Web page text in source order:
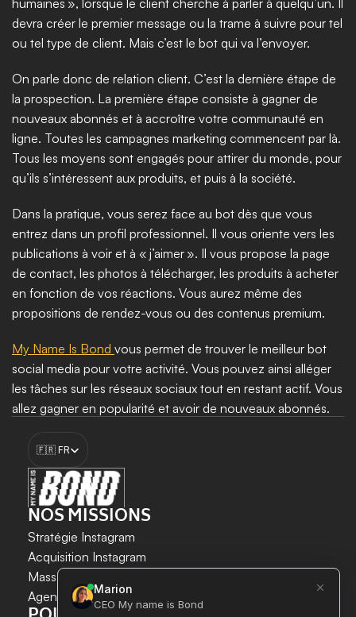
humaines », lorsque le client cherche à parler à quelqu’un. Il
devra créer le premier message ou la trame à suivre pour tel
ou tel type de client. Mais c’est le bot qui va l’envoyer.
On parle donc de relation client. C’est la dernière étape de
la prospection. La première étape consiste à gagner de
nouveaux abonnés et à accroître votre communauté en
ligne. Toutes les campagnes marketing commencent par là.
Tous les moyens sont engagés pour attirer du monde, pour
qu’ils s’intéressent aux produits, et puis à la société.
Dans la pratique, vous serez face au bot dès que vous
entrez dans un profil professionnel. Il vous oriente vers les
publications à voir et à « j’aimer ». Il vous propose la page
de contact, les photos à télécharger, les produits à acheter
en fonction de vos réactions. Vous aurez même des
propositions de rendez-vous ou des contenus premium.
My Name Is Bond vous permet de trouver le meilleur bot
social media pour votre activité. Vous pouvez ainsi alléger
les tâches sur les réseaux sociaux tout en restant actif. Vous
allez gagner en popularité et avoir de nouveaux abonnés.
réellement présent.
Booster ma croissance
LA CROISSANCE INSTAGRAM
EN TOUTE SÉCURITÉ ET SIMPLICITÉ.
🇫🇷 FR
NOS MISSIONS
Stratégie Instagram
Acquisition Instagram
Mass DM Instagram
Agent IA Instagram